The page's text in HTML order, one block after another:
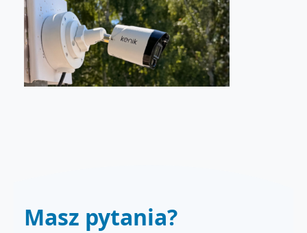
Masz pytania?